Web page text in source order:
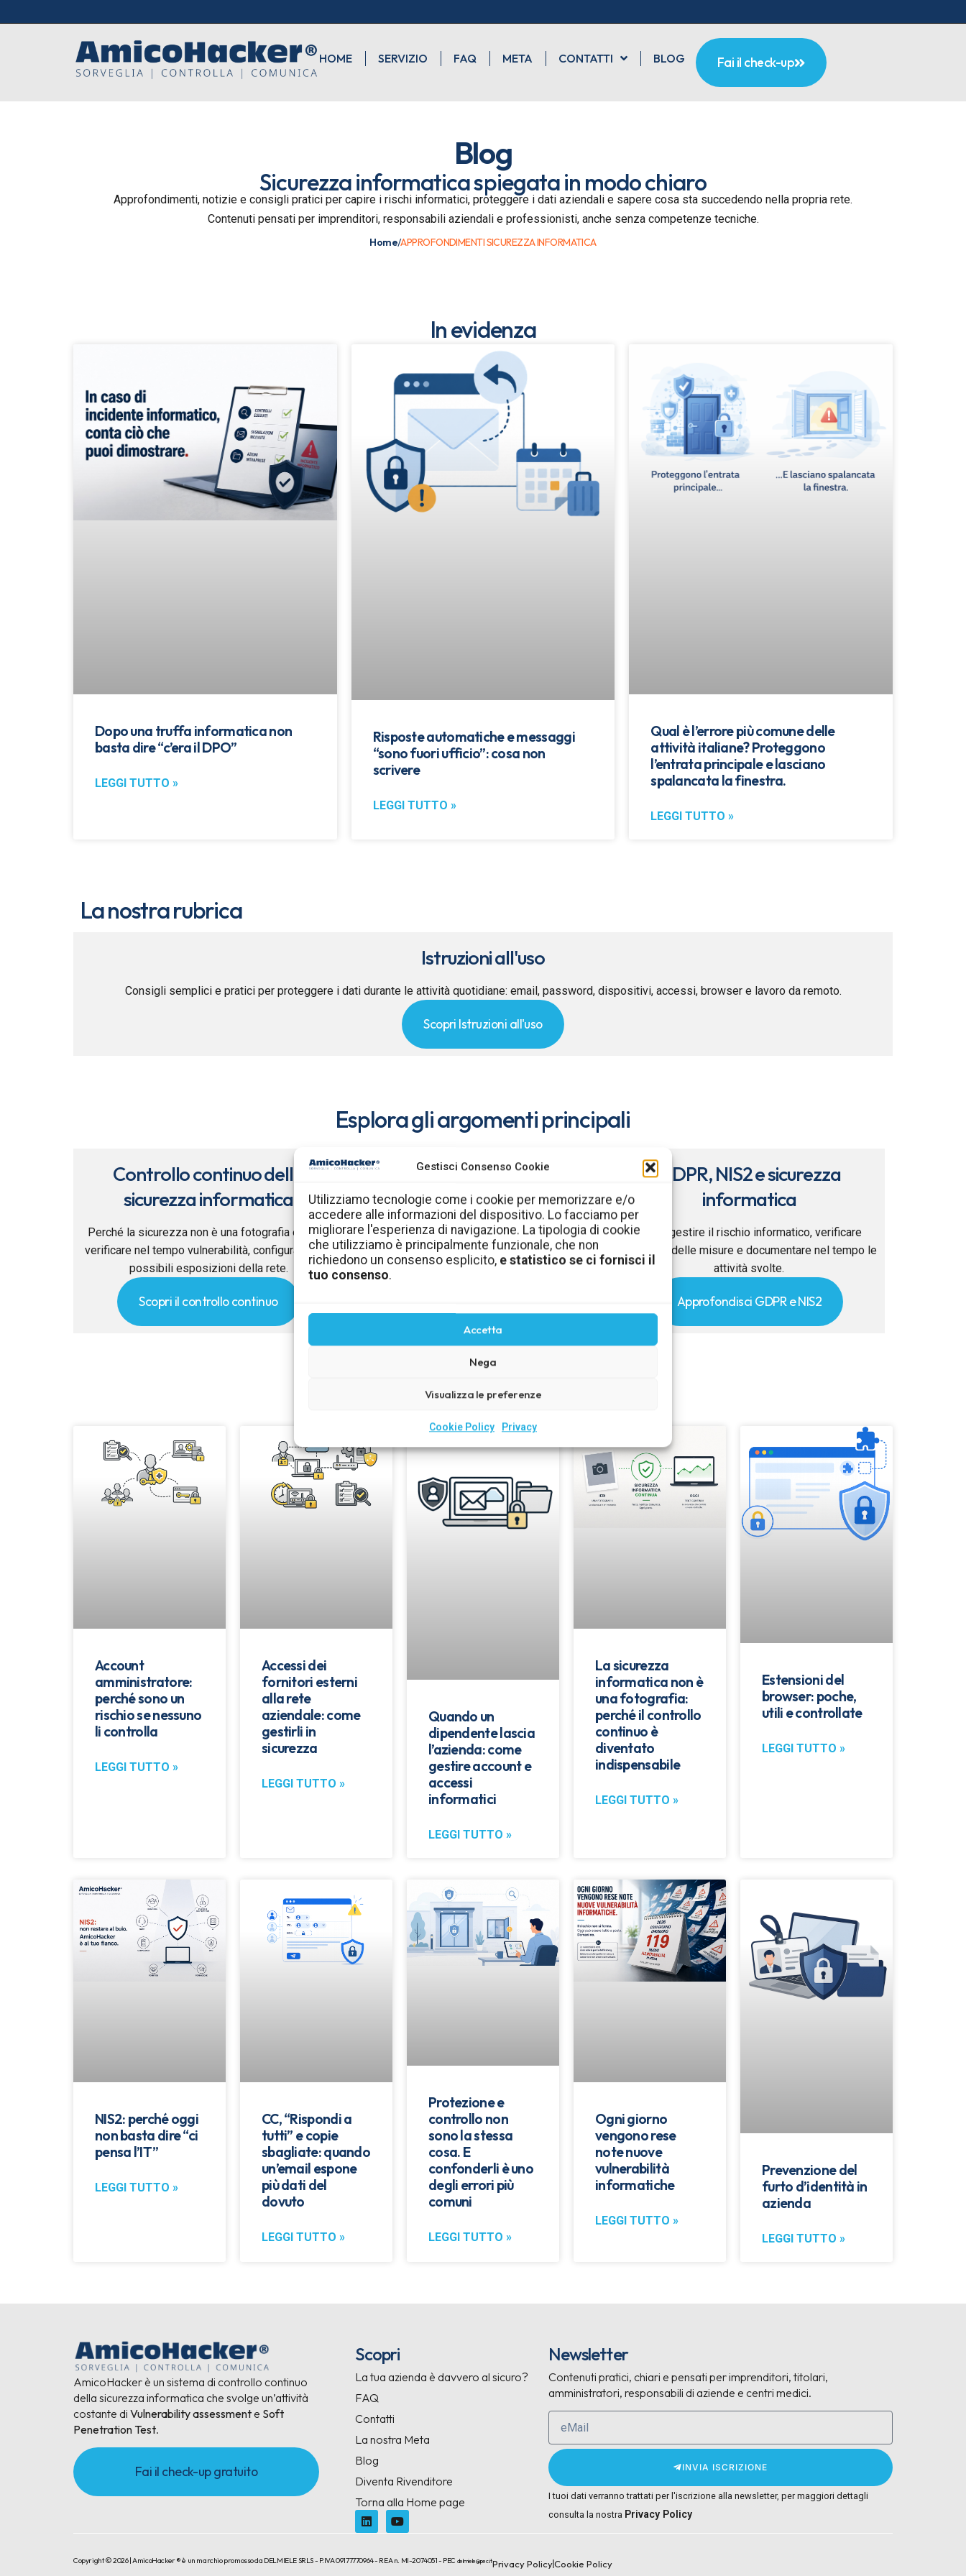
Gestisci Consenso Cookie
Utilizziamo tecnologie come i cookie per memorizzare e/o
accedere alle informazioni del dispositivo. Lo facciamo per
migliorare l'esperienza di navigazione. La tipologia di cookie
che utilizziamo è principalmente funzionale, che non
richiedono un consenso esplicito, e statistico se ci fornisci il
tuo consenso.
Accetta
Nega
Visualizza le preferenze
Cookie Policy Privacy
HOME SERVIZIO FAQ META CONTATTI BLOG Fai il check-up
Blog
Sicurezza informatica spiegata in modo chiaro
Approfondimenti, notizie e consigli pratici per capire i rischi informatici, proteggere i dati aziendali e sapere cosa sta succedendo nella propria rete.
Contenuti pensati per imprenditori, responsabili aziendali e professionisti, anche senza competenze tecniche.
Home/APPROFONDIMENTI SICUREZZA INFORMATICA
In evidenza
Dopo una truffa informatica non
basta dire “c’era il DPO”
LEGGI TUTTO »
Risposte automatiche e messaggi
“sono fuori ufficio”: cosa non
scrivere
LEGGI TUTTO »
Qual è l’errore più comune delle
attività italiane? Proteggono
l’entrata principale e lasciano
spalancata la finestra.
LEGGI TUTTO »
La nostra rubrica
Istruzioni all'uso
Consigli semplici e pratici per proteggere i dati durante le attività quotidiane: email, password, dispositivi, accessi, browser e lavoro da remoto.
Scopri Istruzioni all'uso
Esplora gli argomenti principali
Controllo continuo della
sicurezza informatica
Perché la sicurezza non è una fotografia e come
verificare nel tempo vulnerabilità, configurazioni e
possibili esposizioni della rete.
Scopri il controllo continuo
Cultura della sicurezza
informatica in azienda
Comportamenti, regole e consigli pratici per aiutare
dipendenti, collaboratori e imprenditori a ridurre i
rischi quotidiani.
GDPR, NIS2 e sicurezza
informatica
Come gestire il rischio informatico, verificare
l’efficacia delle misure e documentare nel tempo le
attività svolte.
Approfondisci GDPR e NIS2
Ultimi articoli
Account
amministratore:
perché sono un
rischio se nessuno
li controlla
LEGGI TUTTO »
Accessi dei
fornitori esterni
alla rete
aziendale: come
gestirli in
sicurezza
LEGGI TUTTO »
Quando un
dipendente lascia
l’azienda: come
gestire account e
accessi
informatici
LEGGI TUTTO »
La sicurezza
informatica non è
una fotografia:
perché il controllo
continuo è
diventato
indispensabile
LEGGI TUTTO »
Estensioni del
browser: poche,
utili e controllate
LEGGI TUTTO »
NIS2: perché oggi
non basta dire “ci
pensa l’IT”
LEGGI TUTTO »
CC, “Rispondi a
tutti” e copie
sbagliate: quando
un’email espone
più dati del
dovuto
LEGGI TUTTO »
Protezione e
controllo non
sono la stessa
cosa. E
confonderli è uno
degli errori più
comuni
LEGGI TUTTO »
Ogni giorno
vengono rese
note nuove
vulnerabilità
informatiche
LEGGI TUTTO »
Prevenzione del
furto d’identità in
azienda
LEGGI TUTTO »
AmicoHacker è un sistema di controllo continuo
della sicurezza informatica che svolge un’attività
costante di Vulnerability assessmente Soft
Penetration Test.
Fai il check-up gratuito
Scopri
La tua azienda è davvero al sicuro?
FAQ
Contatti
La nostra Meta
Blog
Diventa Rivenditore
Torna alla Home page
Newsletter
Contenuti pratici, chiari e pensati per imprenditori, titolari,
amministratori, responsabili di aziende e centri medici.
INVIA ISCRIZIONE
I tuoi dati verranno trattati per l'iscrizione alla newsletter, per maggiori dettagli
consulta la nostra Privacy Policy
Copyright © 2026 | AmicoHacker ® è un marchio promosso da DELMIELE SRLS - P.IVA 09177770964 - REA n. MI-2074051 - PEC delmiele@pec.itPrivacy PolicyCookie Policy